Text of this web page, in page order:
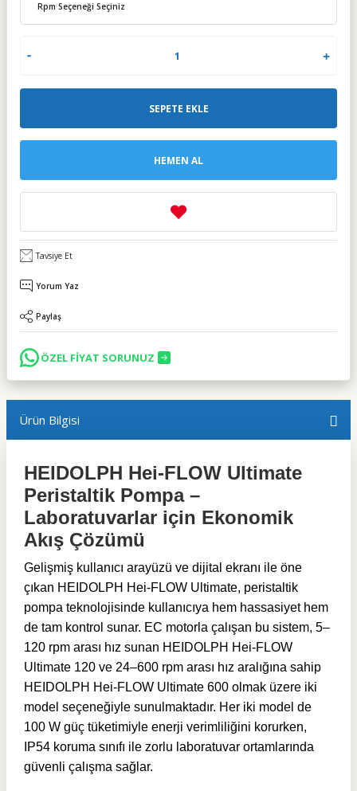
SEPETE EKLE
HEMEN AL
Tavsiye Et
Yorum Yaz
Paylaş
ÖZEL FİYAT SORUNUZ
Ürün Bilgisi
HEIDOLPH Hei-FLOW Ultimate
Peristaltik Pompa –
Laboratuvarlar için Ekonomik
Akış Çözümü
Gelişmiş kullanıcı arayüzü ve dijital ekranı ile öne
çıkan HEIDOLPH Hei-FLOW Ultimate, peristaltik
pompa teknolojisinde kullanıcıya hem hassasiyet hem
de tam kontrol sunar. EC motorla çalışan bu sistem, 5–
120 rpm arası hız sunan HEIDOLPH Hei-FLOW
Ultimate 120 ve 24–600 rpm arası hız aralığına sahip
HEIDOLPH Hei-FLOW Ultimate 600 olmak üzere iki
model seçeneğiyle sunulmaktadır. Her iki model de
100 W güç tüketimiyle enerji verimliliğini korurken,
IP54 koruma sınıfı ile zorlu laboratuvar ortamlarında
güvenli çalışma sağlar.